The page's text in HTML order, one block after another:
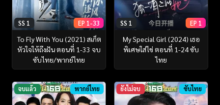
SS 1 EP 1-33
To Fly With You (2021) สเก็ต
หัวใจให้ถึงฝัน ตอนที่ 1-33 จบ
ซับไทย/พากย์ไทย
SS 1 EP 1
My Special Girl (2024) เธอ
พิเศษใส่ไข่ ตอนที่ 1-24 ซับ
ไทย
จบแล้ว พากย์ไทย ยังไม่จบ ซับไทย